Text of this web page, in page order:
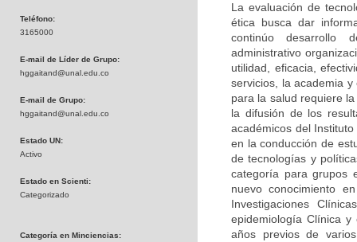
Teléfono:
3165000
E-mail de Líder de Grupo:
hggaitand@unal.edu.co
E-mail de Grupo:
hggaitand@unal.edu.co
Estado UN:
Activo
Estado en Scienti:
Categorizado
Categoría en Minciencias:
La evaluación de
ética busca dar
continúo desarrollo
administrativo
utilidad, eficacia,
servicios, la academia
para la salud requiere
la difusión de los
académicos del
en la conducción de
de tecnologías y
categoría para grupos
nuevo conocimiento
Investigaciones
epidemiología Clínica y
años previos de